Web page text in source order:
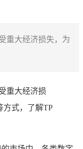
重大经济损失，为
重大经济损
方式，了解TP